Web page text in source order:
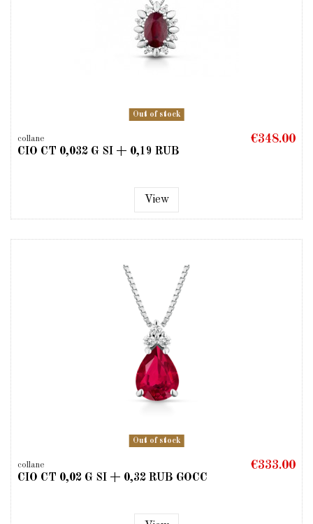
Out of stock
collane
CIO CT 0,032 G SI + 0,19 RUB
€348.00
View
Out of stock
collane
CIO CT 0,02 G SI + 0,32 RUB GOCC
€333.00